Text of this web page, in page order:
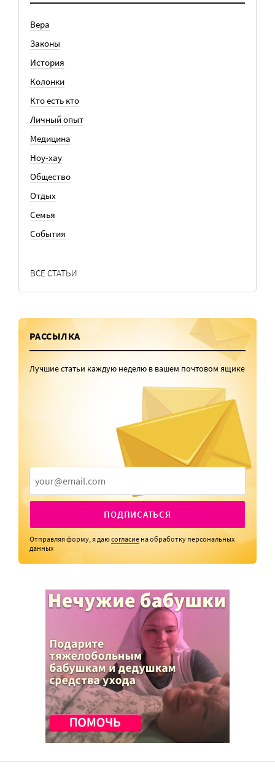
Вера
Законы
История
Колонки
Кто есть кто
Личный опыт
Медицина
Ноу-хау
Общество
Отдых
Семья
События
ВСЕ СТАТЬИ
РАССЫЛКА
Лучшие статьи каждую неделю в вашем почтовом ящике
ПОДПИСАТЬСЯ
Отправляя форму, я даюсогласие на обработку персональных
данных